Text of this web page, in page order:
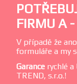
FIRMU A
V případě že
formuláře a my
Garance rychlé
TREND, s.r.o.!